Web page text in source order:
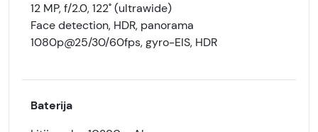
12 MP, f/2.0, 122˚ (ultrawide)
Face detection, HDR, panorama
1080p@25/30/60fps, gyro-EIS, HDR
Baterija